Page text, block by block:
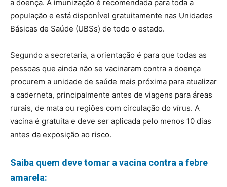
a doença. A imunização é recomendada para toda a
população e está disponível gratuitamente nas Unidades
Básicas de Saúde (UBSs) de todo o estado.
Segundo a secretaria, a orientação é para que todas as
pessoas que ainda não se vacinaram contra a doença
procurem a unidade de saúde mais próxima para atualizar
a caderneta, principalmente antes de viagens para áreas
rurais, de mata ou regiões com circulação do vírus. A
vacina é gratuita e deve ser aplicada pelo menos 10 dias
antes da exposição ao risco.
Saiba quem deve tomar a vacina contra a febre
amarela: